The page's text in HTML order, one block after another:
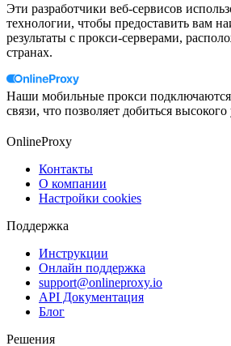
Эти разработчики веб-сервисов
технологии, чтобы предоставить вам
результаты с прокси-серверами,
странах.
Наши мобильные прокси подключаются
связи, что позволяет добиться
OnlineProxy
Контакты
О компании
Настройки cookies
Поддержка
Инструкции
Онлайн поддержка
support@onlineproxy.io
API Документация
Блог
Решения